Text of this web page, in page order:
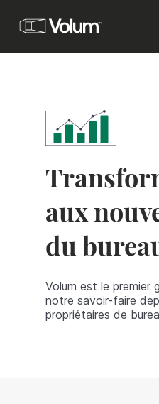
Propriétaires
Locataires
Vous êtes en
Brokers
Proposez les
Nos réalisations
aux
du
Volum est le premier
notre savoir-faire
propriétaires de